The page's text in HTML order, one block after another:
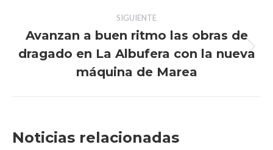
SIGUIENTE
Publicación
siguiente:
Avanzan a buen ritmo las obras de
dragado en La Albufera con la nueva
máquina de Marea
Noticias relacionadas